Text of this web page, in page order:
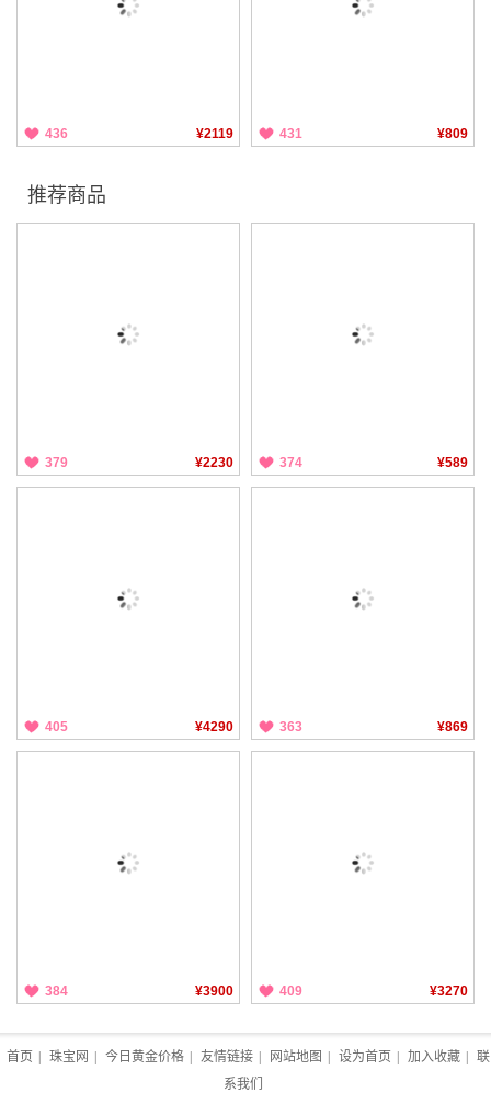
436 ¥2119 431 ¥809
推荐商品
379 ¥2230 374 ¥589
405 ¥4290 363 ¥869
384 ¥3900 409 ¥3270
首页 珠宝网 今日黄金价格 友情链接 网站地图 设为首页 加入收藏
联
系我们